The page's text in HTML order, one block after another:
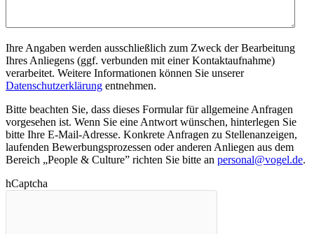
Ihre Angaben werden ausschließlich zum Zweck der Bearbeitung
Ihres Anliegens (ggf. verbunden mit einer Kontaktaufnahme)
verarbeitet. Weitere Informationen können Sie unserer
Datenschutzerklärung entnehmen.
Bitte beachten Sie, dass dieses Formular für allgemeine Anfragen
vorgesehen ist. Wenn Sie eine Antwort wünschen, hinterlegen Sie
bitte Ihre E-Mail-Adresse. Konkrete Anfragen zu Stellenanzeigen,
laufenden Bewerbungsprozessen oder anderen Anliegen aus dem
Bereich „People & Culture” richten Sie bitte an personal@vogel.de.
hCaptcha